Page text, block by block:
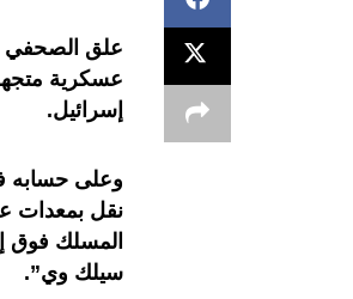
علق الصحفي
عسكرية
إسرائيل.
وعلى حسابه
نقل بمعدات
المسلك فوق
سيلك وي”.